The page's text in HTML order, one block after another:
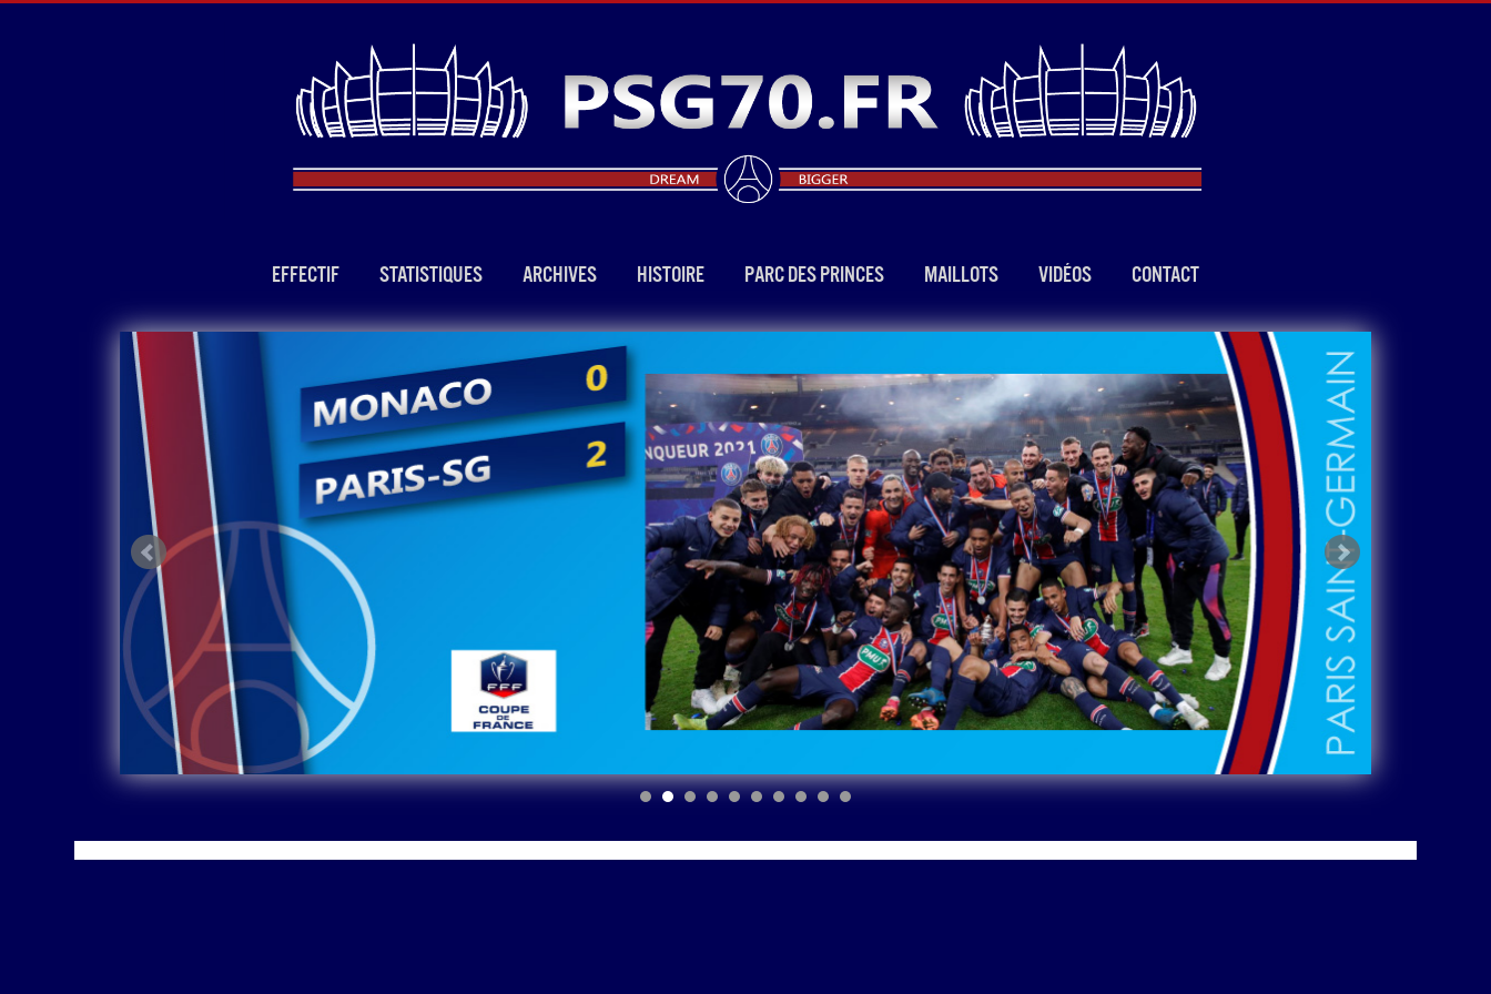
EFFECTIF STATISTIQUES ARCHIVES HISTOIRE PARC DES PRINCES MAILLOTS VIDÉOS CONTACT